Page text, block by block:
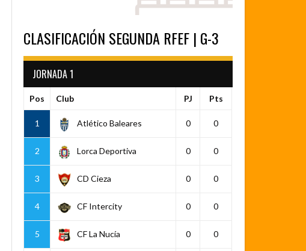
CLASIFICACIÓN SEGUNDA RFEF | G-3
JORNADA 1
Pos Club PJ Pts
1 Atlético Baleares 0 0
2 Lorca Deportiva 0 0
3 CD Cieza 0 0
4 CF Intercity 0 0
5 CF La Nucía 0 0